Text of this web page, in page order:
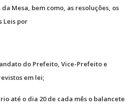
Mesa, bem como, as resoluções, os
Leis por
do Prefeito, Vice-Prefeito e
em lei;
até o dia 20 de cada mês o balancete